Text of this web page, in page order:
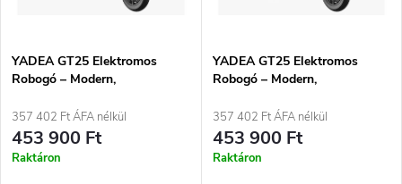
e
k
r
é
k
e
YADEA GT25 Elektromos
Robogó – Modern,
Közlekedés Szürke
357 402 Ft ÁFA nélkül
453 900 Ft
Raktáron
YADEA GT25 Elektromos
Robogó – Modern,
Közlekedés Kék
357 402 Ft ÁFA nélkül
453 900 Ft
Raktáron